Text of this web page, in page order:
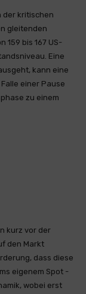
der kritischen
gleitenden
159 bis 167 US-
Eine
kann eine
einer Pause
zu einem
kurz vor der
den Markt
dass diese
eigenem Spot -
wobei erst